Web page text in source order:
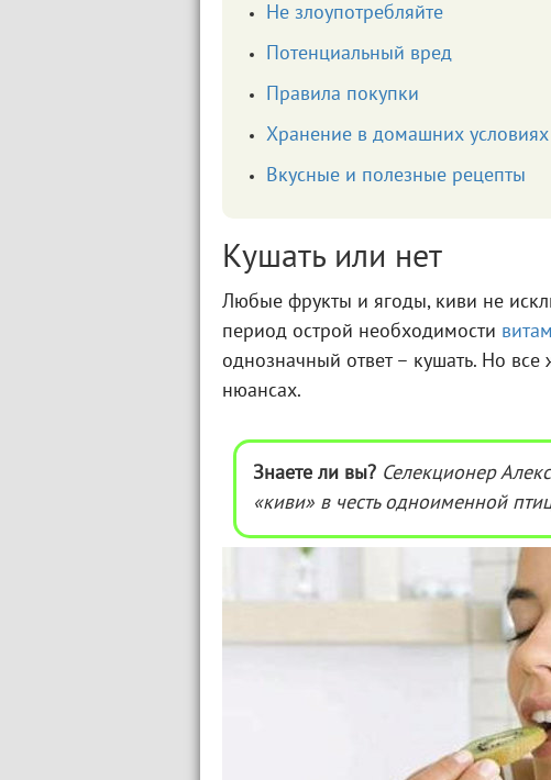
Не злоупотребляйте
Потенциальный вред
Правила покупки
Хранение в домашних условиях
Вкусные и полезные рецепты
Кушать или нет
Любые фрукты и ягоды, киви не
период острой необходимости
однозначный ответ – кушать. Но все
нюансах.
Знаете ли вы? Селекционер
«киви» в честь одноименной